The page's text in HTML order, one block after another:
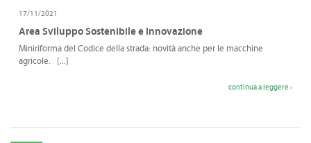
17/11/2021
Area Sviluppo Sostenibile e Innovazione
Miniriforma del Codice della strada: novità anche per le macchine
agricole. [...]
continua a leggere ›